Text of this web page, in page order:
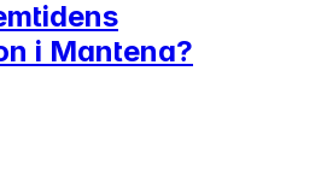
i Mantena?